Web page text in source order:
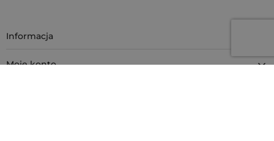
Informacja
Moje konto